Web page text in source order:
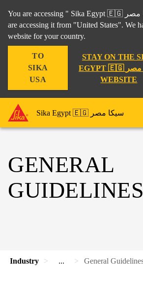
You are accessing " Sika Egypt 🇪🇬 سيكا مصر ", it seems you
are accessing it from "United States". We
website for your country.
TO
SIKA
USA
STAY ON THE
EGYPT 🇪🇬 سيكا مصر
WEBSITE
Sika Egypt 🇪🇬 سيكا مصر
GENERAL
GUIDELINES
Industry ... General